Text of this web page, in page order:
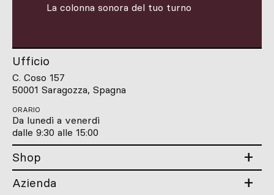
La colonna sonora del tuo turno
Ufficio
C. Coso 157
50001 Saragozza, Spagna
ORARIO
Da lunedì a venerdì
dalle 9:30 alle 15:00
Shop
Azienda